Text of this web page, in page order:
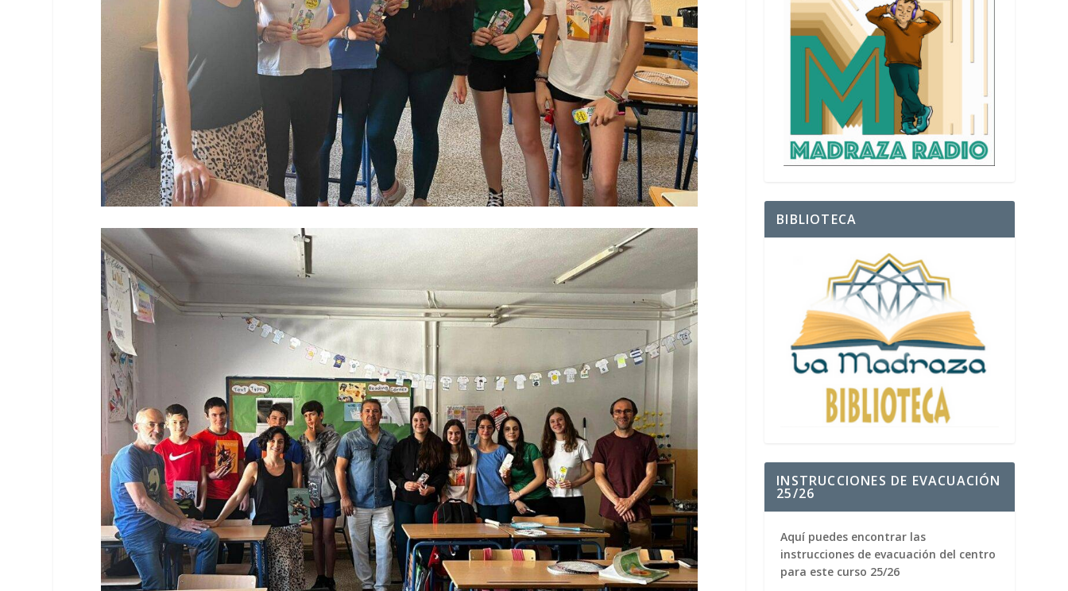
BIBLIOTECA
INSTRUCCIONES DE EVACUACIÓN
25/26
Aquí puedes encontrar las
instrucciones de evacuación del centro
para este curso 25/26